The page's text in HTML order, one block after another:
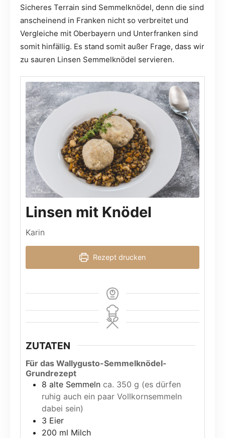
Sicheres Terrain sind Semmelknödel, denn die sind
anscheinend in Franken nicht so verbreitet und
Vergleiche mit Oberbayern und Unterfranken sind
somit hinfällig. Es stand somit außer Frage, dass wir
zu sauren Linsen Semmelknödel servieren.
Linsen mit Knödel
Karin
Rezept drucken
ZUTATEN
Für das Wallygusto-Semmelknödel-
Grundrezept
8 alte Semmeln ca. 350 g (es dürfen
ruhig auch ein paar Vollkornsemmeln
dabei sein)
3 Eier
200 ml Milch